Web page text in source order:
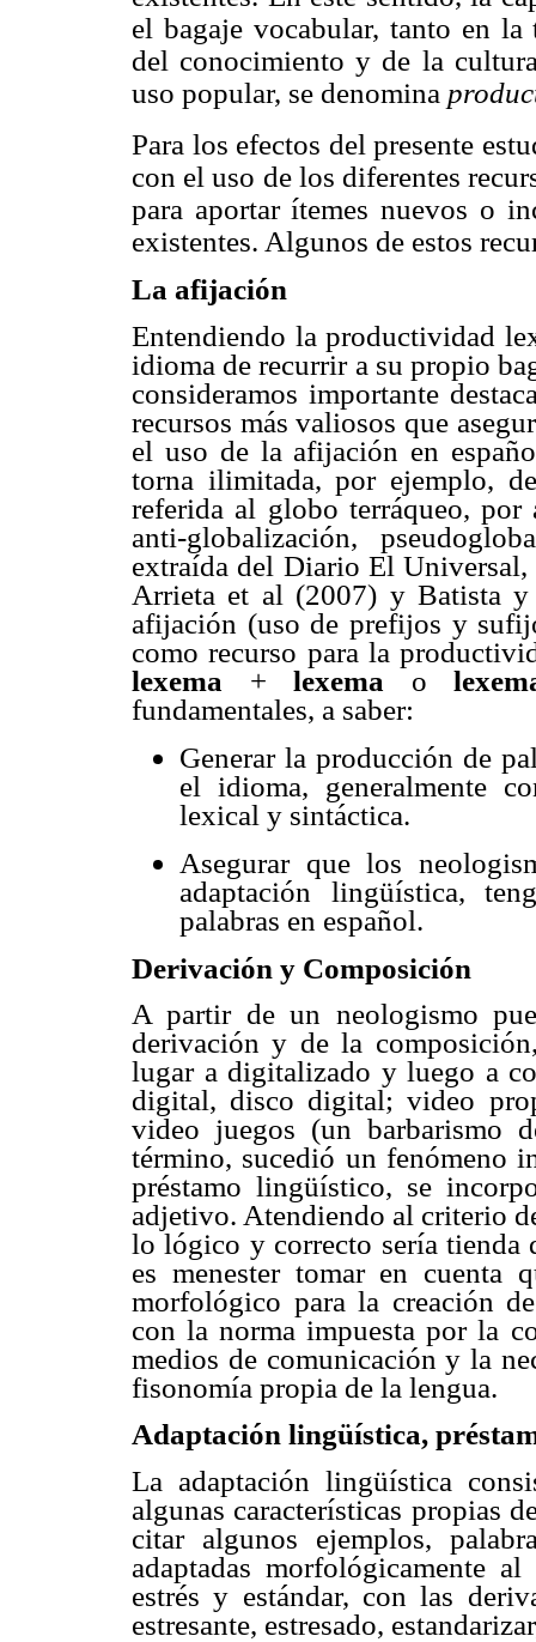
el bagaje vocabular, tanto en
del conocimiento y de la
uso popular, se denomina
Para los efectos del presente
con el uso de los diferentes
para aportar ítemes nuevos o
existentes. Algunos de estos
La afijación
Entendiendo la productividad
idioma de recurrir a su propio
consideramos importante
recursos más valiosos que
el uso de la afijación en
torna ilimitada, por ejemplo,
referida al globo terráqueo,
anti-globalización,
extraída del Diario El
Arrieta et al (2007) y Batista
afijación (uso de prefijos y
como recurso para la
lexema +lexema o
fundamentales, a saber:
Generar la producción de
el idioma, generalmente
lexical y sintáctica.
Asegurar que los
adaptación lingüística,
palabras en español.
Derivación y Composición
A partir de un neologismo
derivación y de la
lugar a digitalizado y luego a
digital, disco digital; video
video juegos (un barbarismo
término, sucedió un fenómeno
préstamo lingüístico, se
adjetivo. Atendiendo al criterio
lo lógico y correcto sería tienda
es menester tomar en cuenta
morfológico para la creación
con la norma impuesta por la
medios de comunicación y la
fisonomía propia de la lengua.
Adaptación lingüística,
La adaptación lingüística
algunas características propias
citar algunos ejemplos,
adaptadas morfológicamente
estrés y estándar, con las
estresante, estresado,